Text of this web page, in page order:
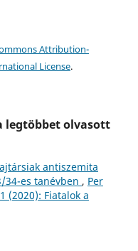
Attribution-
License.
legtöbbet olvasott
antiszemita
34-es tanévben , Per
(2020): Fiatalok a